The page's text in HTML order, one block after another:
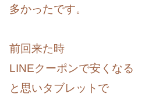
多かったです。
前回来た時
LINEクーポンで安くなる
と思いタブレットで